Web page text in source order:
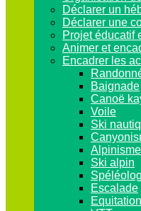
Déclarer un
Déclarer une
Projet éducatif
Animer et
Encadrer les
Baignade
Canoë
Voile
Ski
Alpinisme
Ski alpin
Escalade
Equitation